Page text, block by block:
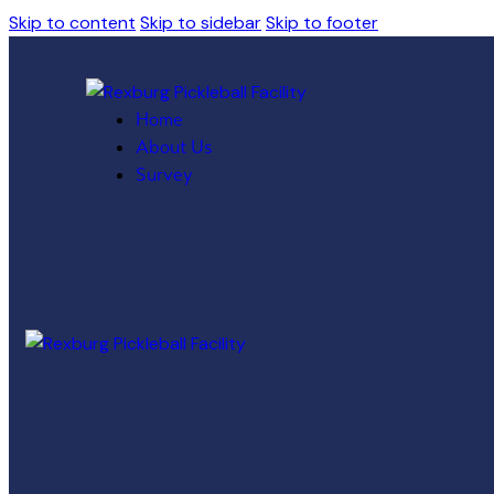
Skip to content Skip to sidebarSkip to footer
Home
About Us
Survey